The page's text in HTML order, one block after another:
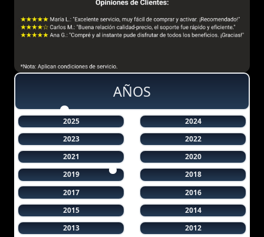
AÑOS
2025
2024
2023
2022
2021
2020
2019
2018
2017
2016
2015
2014
2013
2012